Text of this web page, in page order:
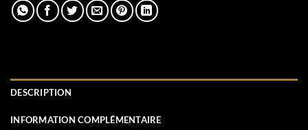
DESCRIPTION
INFORMATION COMPLÉMENTAIRE